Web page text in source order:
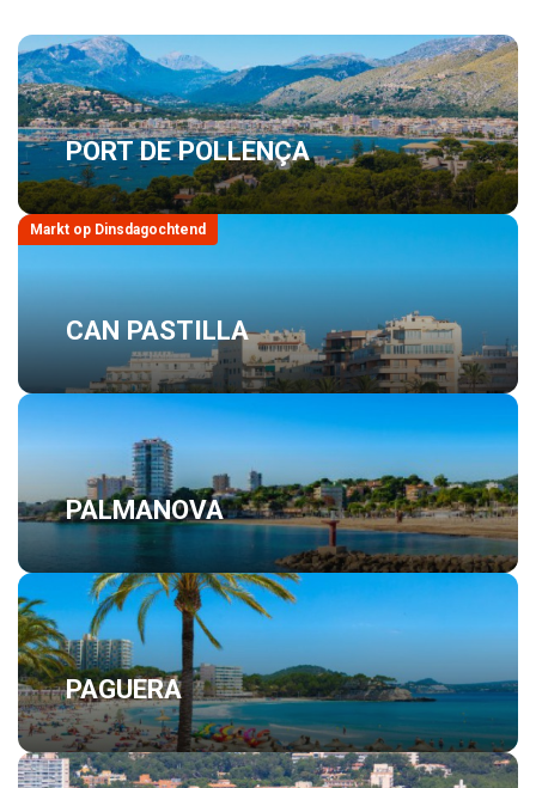
PORT DE POLLENÇA
CAN PASTILLA
Markt op Dinsdagochtend
PALMANOVA
PAGUERA